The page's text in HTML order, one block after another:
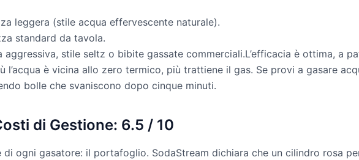
leggera (stile acqua effervescente naturale).
standard da tavola.
aggressiva, stile seltz o bibite gassate commerciali.L’efficacia è ottima, a
l’acqua è vicina allo zero termico, più trattiene il gas. Se provi a gasare
bolle che svaniscono dopo cinque minuti.
di Gestione: 6.5 / 10
ogni gasatore: il portafoglio. SodaStream dichiara che un cilindro rosa